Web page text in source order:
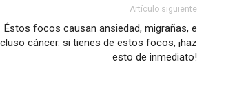
Artículo siguiente
Éstos focos causan ansiedad, migrañas, e
cáncer. si tienes de estos focos, ¡haz
esto de inmediato!